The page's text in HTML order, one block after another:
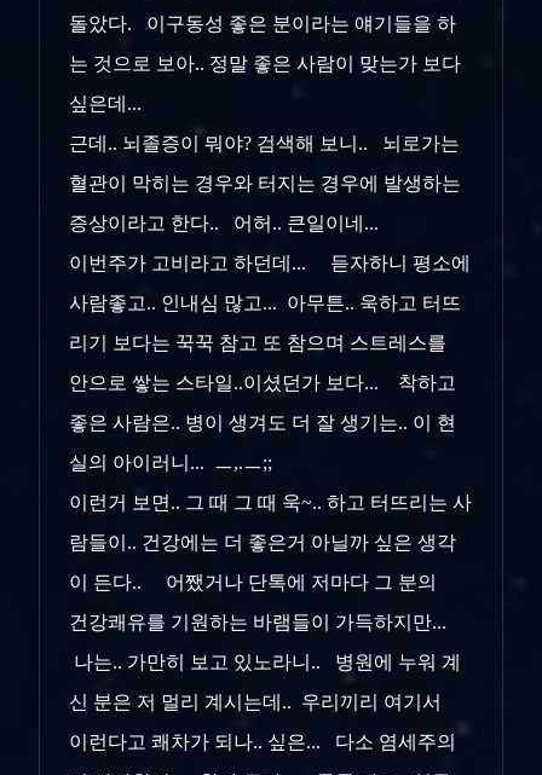
돌았다. 이구동성 좋은 분이라는 얘기들을 하
는 것으로 보아.. 정말 좋은 사람이 맞는가 보다
싶은데...
근데.. 뇌졸증이 뭐야? 검색해 보니.. 뇌로가는
혈관이 막히는 경우와 터지는 경우에 발생하는
증상이라고 한다.. 어허.. 큰일이네...
이번주가 고비라고 하던데... 듣자하니 평소에
사람좋고.. 인내심 많고... 아무튼.. 욱하고 터뜨
리기 보다는 꾹꾹 참고 또 참으며 스트레스를
안으로 쌓는 스타일..이셨던가 보다... 착하고
좋은 사람은.. 병이 생겨도 더 잘 생기는.. 이 현
실의 아이러니... ㅡ,.ㅡ;;
이런거 보면.. 그 때 그 때 욱~.. 하고 터뜨리는 사
람들이.. 건강에는 더 좋은거 아닐까 싶은 생각
이 든다.. 어쨌거나 단톡에 저마다 그 분의
건강쾌유를 기원하는 바램들이 가득하지만...
나는.. 가만히 보고 있노라니.. 병원에 누워 계
신 분은 저 멀리 계시는데.. 우리끼리 여기서
이런다고 쾌차가 되나.. 싶은... 다소 염세주의